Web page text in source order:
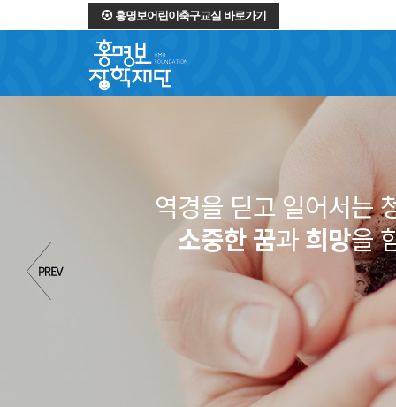
홍명보어린이축구교실 바로가기
역경을 딛고 일어서는
소중한 꿈과희망을